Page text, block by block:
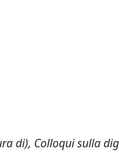
di), Colloqui sulla